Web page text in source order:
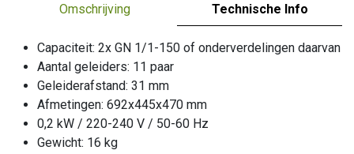
Omschrijving Technische Info
Capaciteit: 2x GN 1/1-150 of onderverdelingen daarvan
Aantal geleiders: 11 paar
Geleiderafstand: 31 mm
Afmetingen: 692x445x470 mm
0,2 kW / 220-240 V / 50-60 Hz
Gewicht: 16 kg